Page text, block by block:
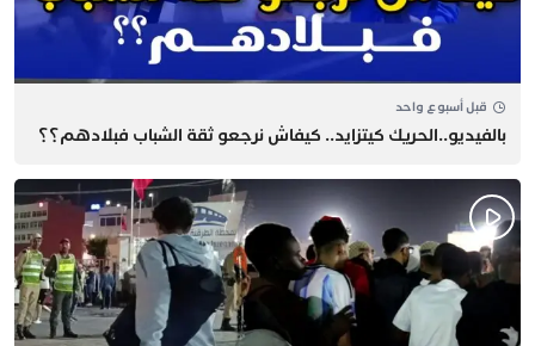
قبل أسبوع واحد
بالفيديو..الحريك كيتزايد.. كيفاش نرجعو ثقة الشباب فبلادهم؟؟